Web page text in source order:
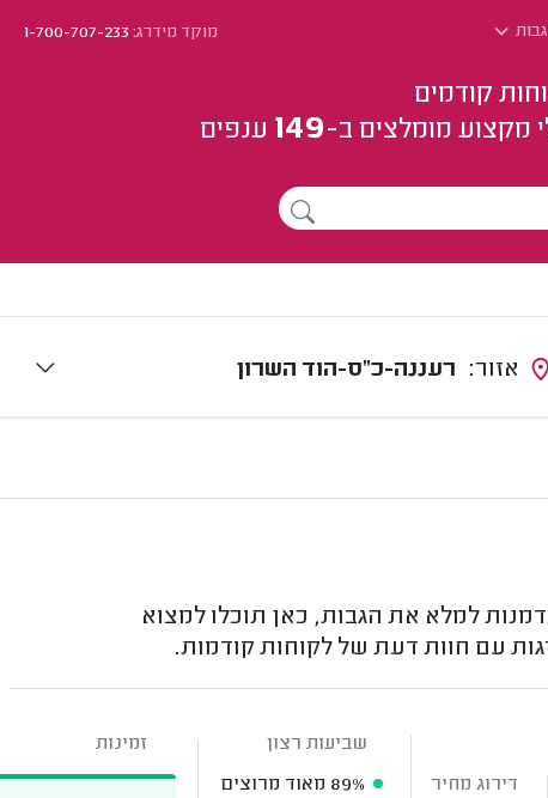
מוקד מידרג:1-700-707-233
קודמים
מקצוע מומלצים ב-149 ענפים
רעננה-כ"ס-הוד השרון
למלא את הגבות, כאן תוכלו למצוא
עם חוות דעת של לקוחות קודמות.
דירוג מחיר
שביעות רצון
89% מאוד מרוצים
זמינות